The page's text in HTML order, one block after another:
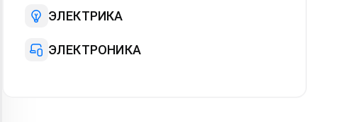
ЭЛЕКТРИКА
ЭЛЕКТРОНИКА